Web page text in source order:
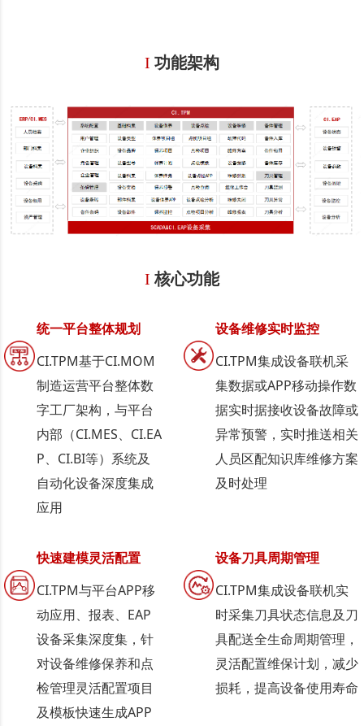
I 功能架构
I核心功能
统一平台整体规划
CI.TPM基于CI.MOM
制造运营平台整体数
字工厂架构，与平台
内部（CI.MES、CI.EA
P、CI.BI等）系统及
自动化设备深度集成
应用
设备维修实时监控
CI.TPM集成设备联机采
集数据或APP移动操作数
据实时据接收设备故障或
异常预警，实时推送相关
人员区配知识库维修方案
及时处理
快速建模灵活配置
CI.TPM与平台APP移
动应用、报表、EAP
设备采集深度集，针
对设备维修保养和点
检管理灵活配置项目
及模板快速生成APP
设备刀具周期管理
CI.TPM集成设备联机实
时采集刀具状态信息及刀
具配送全生命周期管理，
灵活配置维保计划，减少
损耗，提高设备使用寿命